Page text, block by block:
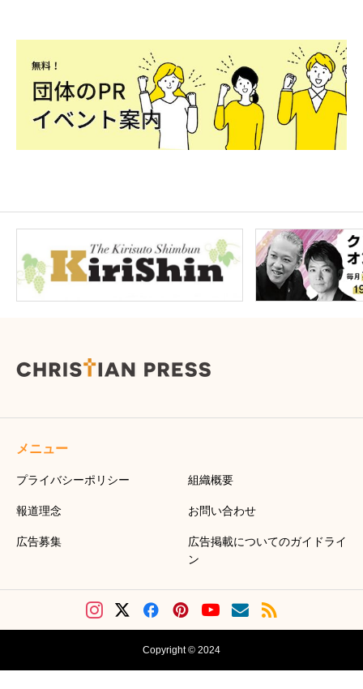
メニュー
プライバシーポリシー 組織概要
報道理念 お問い合わせ
広告募集
広告掲載についてのガイドライ
ン
Copyright © 2024